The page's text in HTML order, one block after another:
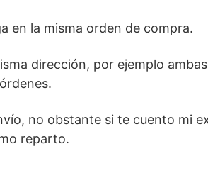
en la misma orden de compra.
dirección, por ejemplo
no obstante si te cuento mi
reparto.